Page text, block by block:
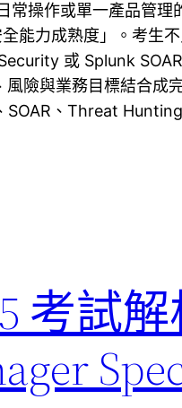
常操作或單一產品管理
能力成熟度」。考生
或 Splunk
險與業務目標結合成
SOAR、Threat
考試